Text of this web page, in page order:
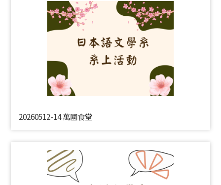
20260512-14 萬國食堂